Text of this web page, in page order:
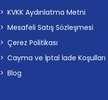
KVKK Aydınlatma Metni
Mesafeli Satış Sözleşmesi
Çerez Politikası
Cayma ve İptal İade Koşulları
Blog